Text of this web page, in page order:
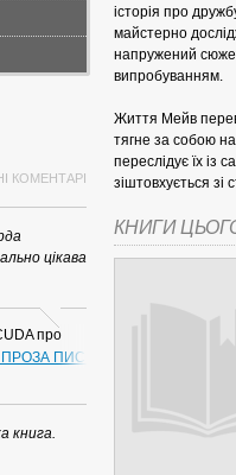
КОМЕНТАРІ
цікава
про
ПИСЬМЕННИКІВ ІЗ ГУАНСІ.
книга.
історія про
майстерно
напружений
випробуванням.
Життя Мейв
тягне за собою
переслідує їх із
зіштовхується
КНИГИ